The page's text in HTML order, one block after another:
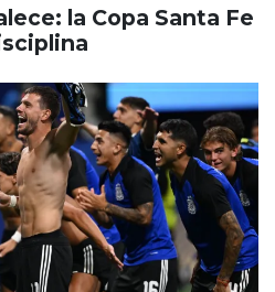
la Copa Santa Fe